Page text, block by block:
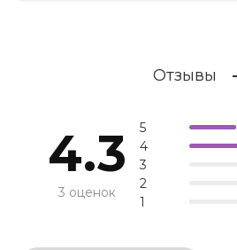
Отзывы
4.3
3 оценок
5
4
3
2
1